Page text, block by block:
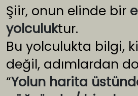
Şiir, onun elinde bir
yolculuktur.
Bu yolculukta bilgi,
değil, adımlardan
“Yolun harita